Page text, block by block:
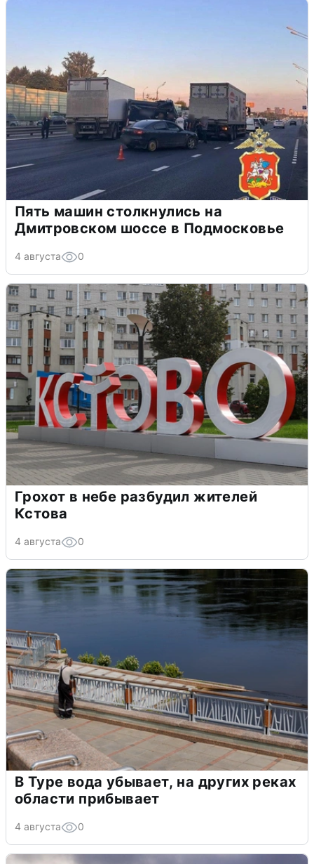
Пять машин столкнулись на
Дмитровском шоссе в Подмосковье
4 августа 0
Грохот в небе разбудил жителей
Кстова
4 августа 0
В Туре вода убывает, на других реках
области прибывает
4 августа 0